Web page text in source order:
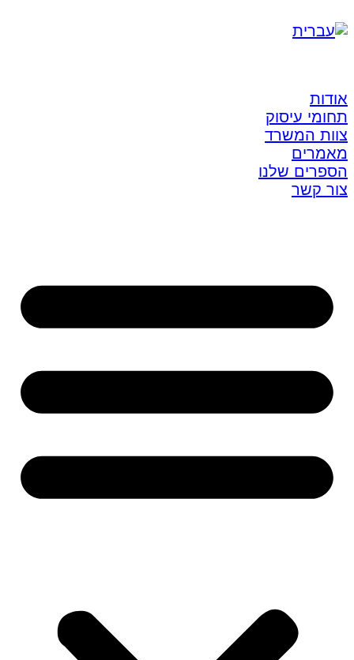
אודות
תחומי עיסוק
צוות המשרד
מאמרים
הספרים שלנו
צור קשר